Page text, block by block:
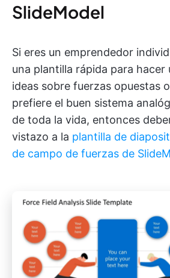
SlideModel
Si eres un emprendedor
una plantilla rápida para hacer
ideas sobre fuerzas opuestas
prefiere el buen sistema
de toda la vida, entonces
vistazo a la plantilla de
de campo de fuerzas de